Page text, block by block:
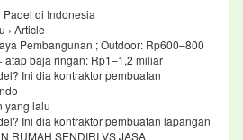
di Indonesia
› Article
Pembangunan ; Outdoor: Rp600–800
atap baja ringan: Rp1–1,2 miliar
Ini dia kontraktor pembuatan
yang lalu
Ini dia kontraktor pembuatan lapangan
RUMAH SENDIRI VS JASA